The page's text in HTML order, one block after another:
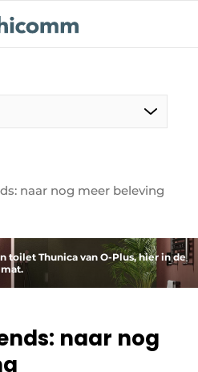
naar nog meer beleving
toilet Thunica van O-Plus, hier in de
naar nog